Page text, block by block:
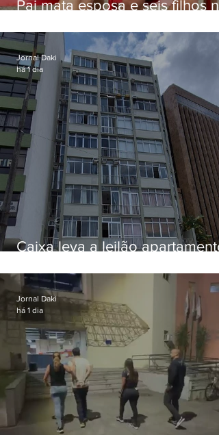
Pai mata esposa e seis filhos
Caixa leva a leilão apartamento
Botafogo
Jornal Daki
há 1 dia
Jornal Daki
há 1 dia